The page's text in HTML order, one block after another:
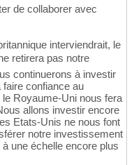
de collaborer avec
interviendrait, le
retirera pas notre
continuerons à investir
confiance au
Royaume-Uni nous fera
allons investir encore
Etats-Unis ne nous font
notre investissement
une échelle encore plus